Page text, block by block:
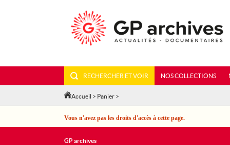
RECHERCHER ET VOIR NOS COLLECTIONS
Accueil > Panier >
Vous n'avez pas les droits d'accès à cette page.
GP archives